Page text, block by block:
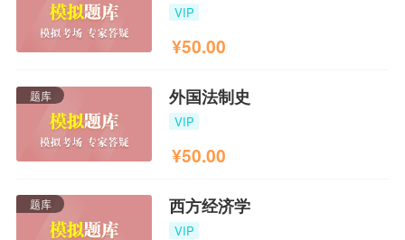
VIP
¥50.00
题库 外国法制史
VIP
¥50.00
题库 西方经济学
VIP